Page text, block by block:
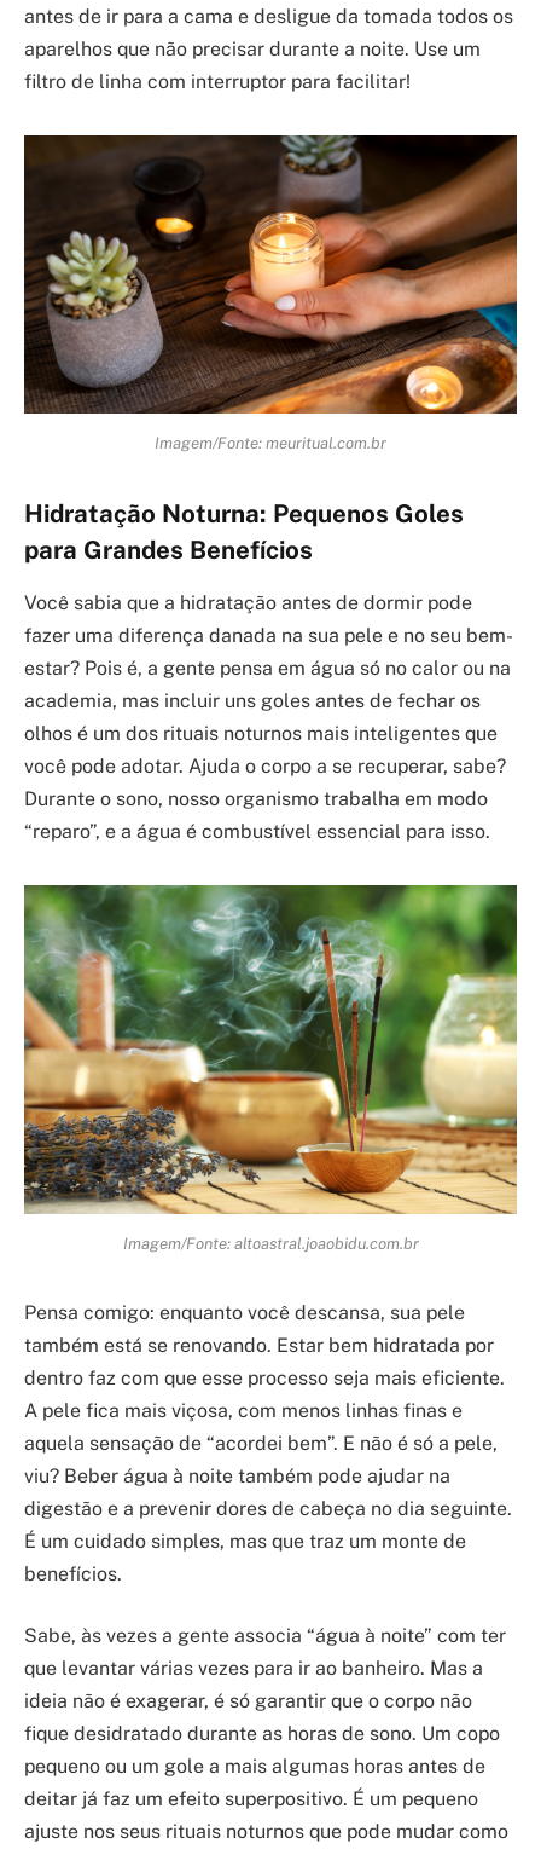
antes de ir para a cama e desligue da tomada todos os
aparelhos que não precisar durante a noite. Use um
filtro de linha com interruptor para facilitar!
Imagem/Fonte: meuritual.com.br
Hidratação Noturna: Pequenos Goles
para Grandes Benefícios
Você sabia que a hidratação antes de dormir pode
fazer uma diferença danada na sua pele e no seu bem-
estar? Pois é, a gente pensa em água só no calor ou na
academia, mas incluir uns goles antes de fechar os
olhos é um dos rituais noturnos mais inteligentes que
você pode adotar. Ajuda o corpo a se recuperar, sabe?
Durante o sono, nosso organismo trabalha em modo
“reparo”, e a água é combustível essencial para isso.
Imagem/Fonte: altoastral.joaobidu.com.br
Pensa comigo: enquanto você descansa, sua pele
também está se renovando. Estar bem hidratada por
dentro faz com que esse processo seja mais eficiente.
A pele fica mais viçosa, com menos linhas finas e
aquela sensação de “acordei bem”. E não é só a pele,
viu? Beber água à noite também pode ajudar na
digestão e a prevenir dores de cabeça no dia seguinte.
É um cuidado simples, mas que traz um monte de
benefícios.
Sabe, às vezes a gente associa “água à noite” com ter
que levantar várias vezes para ir ao banheiro. Mas a
ideia não é exagerar, é só garantir que o corpo não
fique desidratado durante as horas de sono. Um copo
pequeno ou um gole a mais algumas horas antes de
deitar já faz um efeito superpositivo. É um pequeno
ajuste nos seus rituais noturnos que pode mudar como